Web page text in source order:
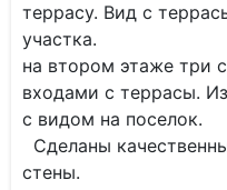
террасу. Вид с
участка.
на втором этаже три
входами с террасы.
с видом на поселок.
Сделаны
стены.